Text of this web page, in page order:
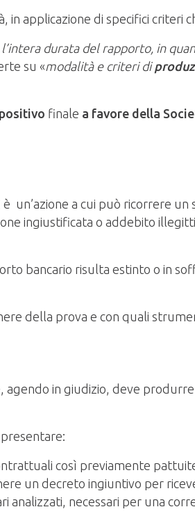
in applicazione di specifici criteri
durata del rapporto, in
su «modalità e criteri di
finale a favore della
un’azione a cui può ricorrere
ingiustificata o addebito
bancario risulta estinto o in
della prova e con quali
agendo in giudizio, deve produrre
così previamente
un decreto ingiuntivo per
analizzati, necessari per una